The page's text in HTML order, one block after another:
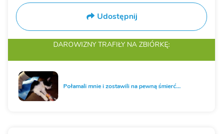
Udostępnij
DAROWIZNY TRAFIŁY NA ZBIÓRKĘ:
Połamali mnie i zostawili na pewną śmierć...